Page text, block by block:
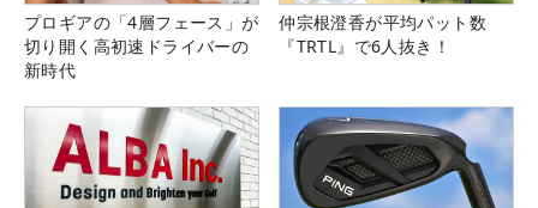
プロギアの「4層フェース」が
切り開く高初速ドライバーの
新時代
仲宗根澄香が平均パット数
『TRTL』で6人抜き！